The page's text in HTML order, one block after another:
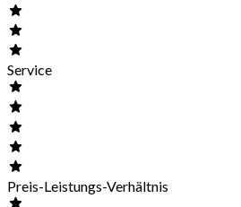
Service
Preis-Leistungs-Verhältnis